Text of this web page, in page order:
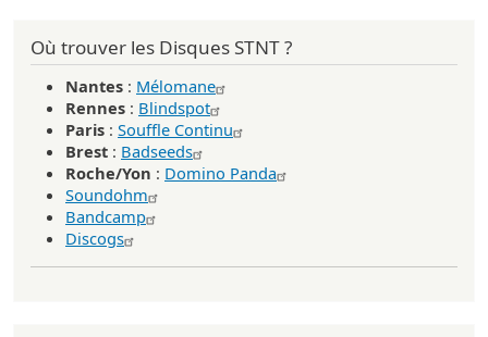
Où trouver les Disques STNT ?
Nantes : Mélomane
Rennes : Blindspot
Paris : Souffle Continu
Brest : Badseeds
Roche/Yon : Domino Panda
Soundohm
Bandcamp
Discogs